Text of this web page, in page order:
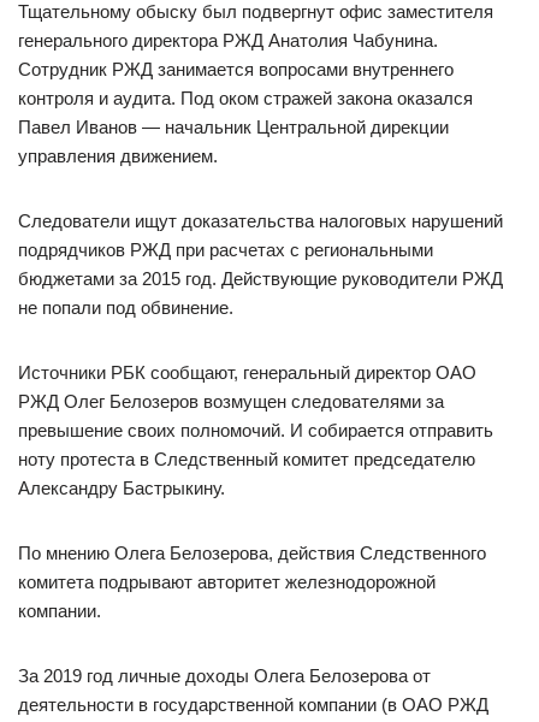
Тщательному обыску был подвергнут офис заместителя
генерального директора РЖД Анатолия Чабунина.
Сотрудник РЖД занимается вопросами внутреннего
контроля и аудита. Под оком стражей закона оказался
Павел Иванов — начальник Центральной дирекции
управления движением.
Следователи ищут доказательства налоговых нарушений
подрядчиков РЖД при расчетах с региональными
бюджетами за 2015 год. Действующие руководители РЖД
не попали под обвинение.
Источники РБК сообщают, генеральный директор ОАО
РЖД Олег Белозеров возмущен следователями за
превышение своих полномочий. И собирается отправить
ноту протеста в Следственный комитет председателю
Александру Бастрыкину.
По мнению Олега Белозерова, действия Следственного
комитета подрывают авторитет железнодорожной
компании.
За 2019 год личные доходы Олега Белозерова от
деятельности в государственной компании (в ОАО РЖД